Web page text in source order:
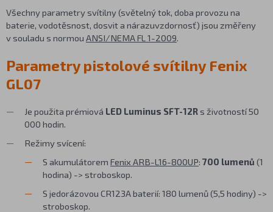
Všechny parametry svítilny (světelný tok, doba provozu na
baterie, vodotěsnost, dosvit a nárazuvzdornosť) jsou změřeny
v souladu s normou ANSI/NEMA FL 1-2009.
Parametry pistolové svítilny Fenix
GL07
Je použita prémiová LED Luminus SFT-12R s životností 50
000 hodin.
Režimy svícení:
S akumulátorem Fenix ARB-L16-800UP: 700 lumenů (1
hodina) -> stroboskop.
S jedorázovou CR123A baterií: 180 lumenů (5,5 hodiny) ->
stroboskop.